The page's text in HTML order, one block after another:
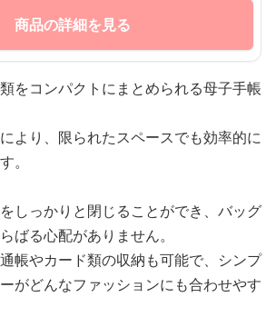
商品の詳細を見る
をコンパクトにまとめられる母子手帳
より、限られたスペースでも効率的に
。
しっかりと閉じることができ、バッグ
ばる心配がありません。
帳やカード類の収納も可能で、シンプ
がどんなファッションにも合わせやす